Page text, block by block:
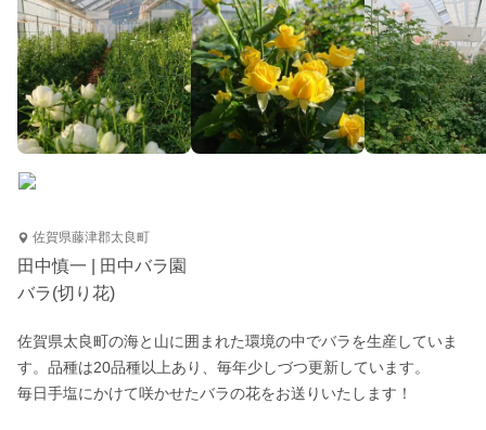
佐賀県藤津郡太良町
田中慎一 | 田中バラ園
バラ(切り花)
佐賀県太良町の海と山に囲まれた環境の中でバラを生産していま
す。品種は20品種以上あり、毎年少しづつ更新しています。
毎日手塩にかけて咲かせたバラの花をお送りいたします！